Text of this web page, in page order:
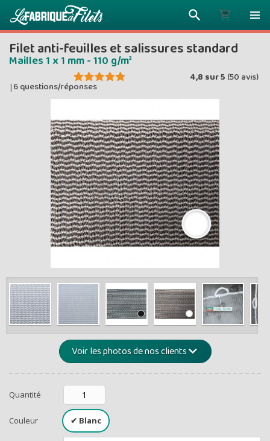
Montants et
de -5%
Plus vous
moins
Prix
ENVOYEZ
Filet anti-feuilles et salissures standard
Mailles 1 x 1 mm - 110 g/m²
4,8 sur5 (50 avis)
| 6 questions/réponses
Voir les photos de nos clients
Quantité
Couleur